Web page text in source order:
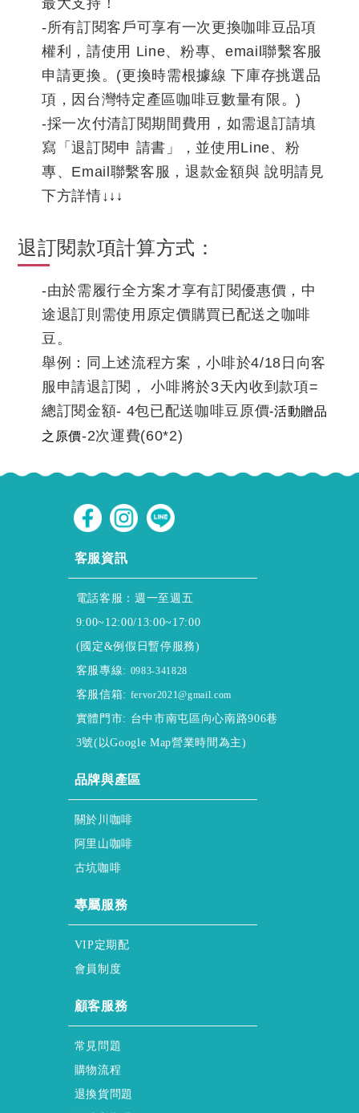
最大支持！
-所有訂閱客戶可享有一次更換咖啡豆品項
權利，請使用 Line、粉專、email聯繫客服
申請更換。(更換時需根據線 下庫存挑選品
項，因台灣特定產區咖啡豆數量有限。)
-採一次付清訂閱期間費用，如需退訂請填
寫「退訂閱申 請書」，並使用Line、粉
專、Email聯繫客服，退款金額與 說明請見
下方詳情↓ ↓↓
退訂閱款項計算方式：
-由於需履行全方案才享有訂閱優惠價，中
途退訂則需使用原定價購買已配送之咖啡
豆。
舉例：同上述流程方案，小啡於4/18日向客
服申請退訂閱， 小啡將於3天內收到款項=
總訂閱金額- 4包已配送咖啡豆原價-活動贈品
之原價-2次運費(60*2)
客服資訊
電話客服：週一至週五
9:00~12:00/13:00~17:00
(國定&例假日暫停服務)
客服專線: 0983-341828
客服信箱: fervor2021@gmail.com
實體門市: 台中市南屯區向心南路906巷
3號(以Google Map營業時間為主)
品牌與產區
About ssscafe
關於川咖啡
Alisan & Coffee
阿里山咖啡
Gukeng & Coffee
古坑咖啡
專屬服務
regular & purchase
VIP定期配
membership & policy
會員制度
顧客服務
FAQs
常見問題
Shopping & Process
購物流程
Returns & Exchanges
退換貨問題
regular & purchase Form